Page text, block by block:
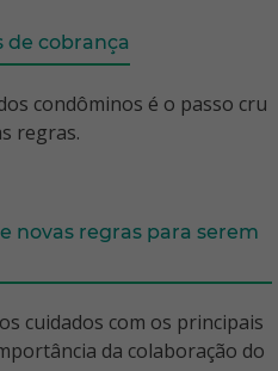
de cobrança
condôminos é o passo cru
regras.
novas regras para serem
cuidados com os principais
da colaboração do